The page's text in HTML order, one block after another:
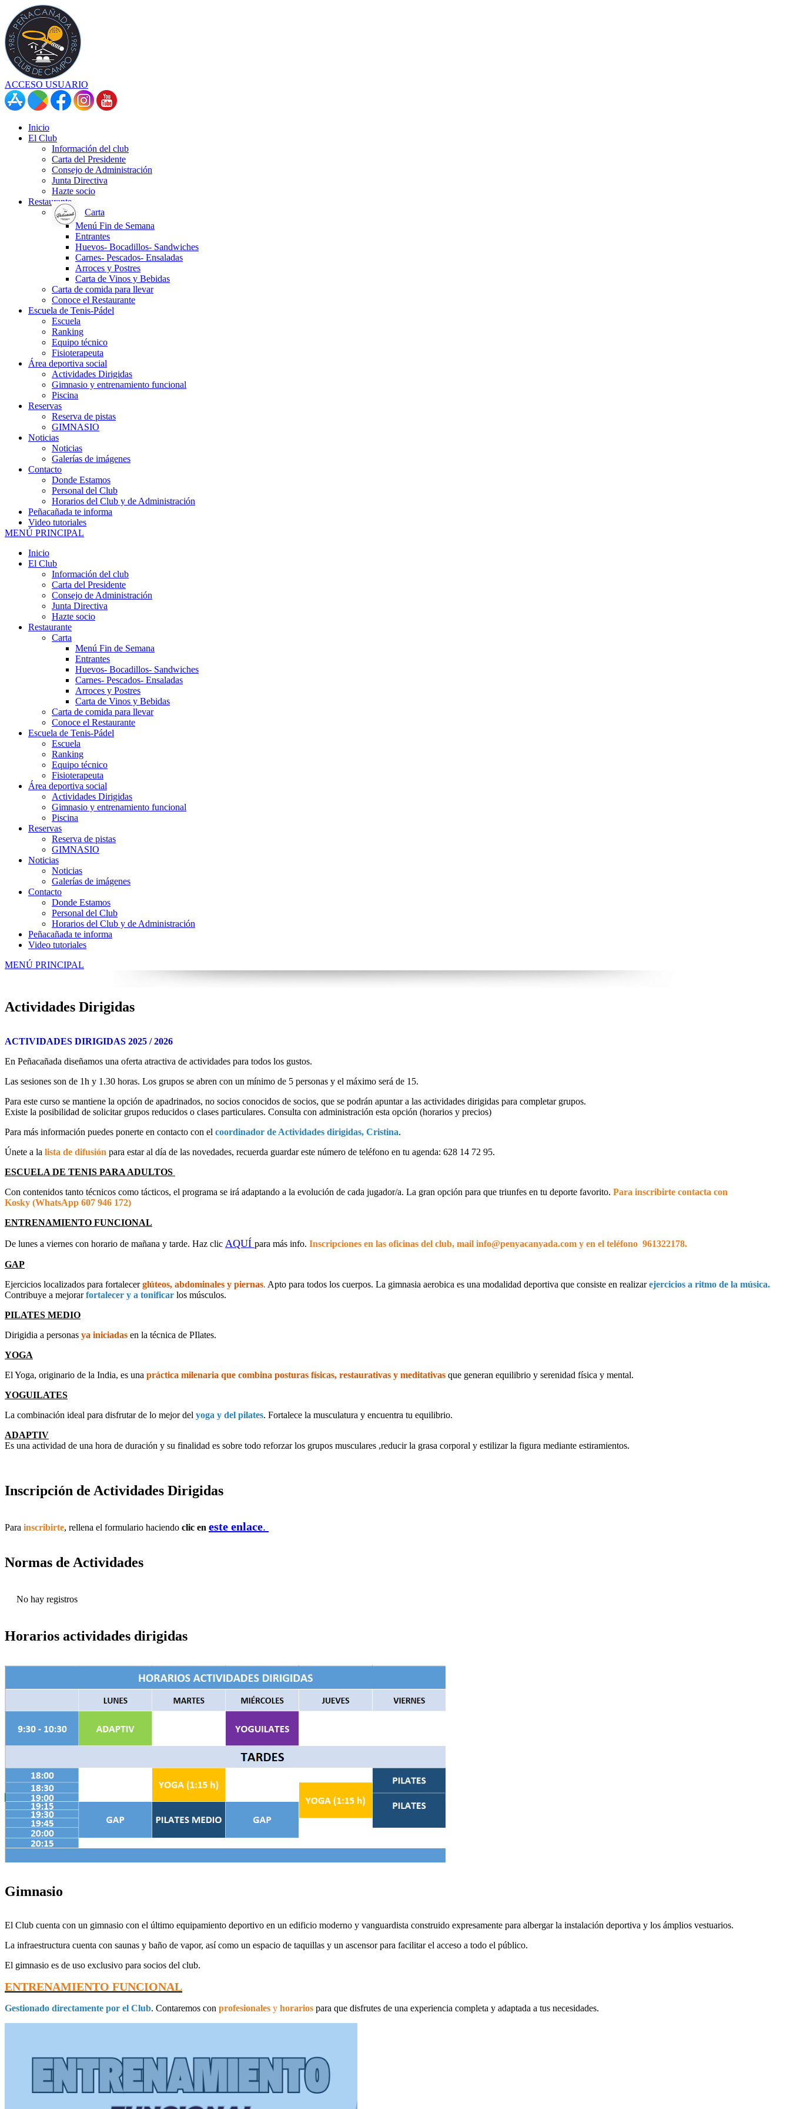
ACCESO USUARIO
Inicio
El Club
Información del club
Carta del Presidente
Consejo de Administración
Junta Directiva
Hazte socio
Restaurante
Carta
Menú Fin de Semana
Entrantes
Huevos- Bocadillos- Sandwiches
Carnes- Pescados- Ensaladas
Arroces y Postres
Carta de Vinos y Bebidas
Carta de comida para llevar
Conoce el Restaurante
Escuela de Tenis-Pádel
Escuela
Ranking
Equipo técnico
Fisioterapeuta
Área deportiva social
Actividades Dirigidas
Gimnasio y entrenamiento funcional
Piscina
Reservas
Reserva de pistas
GIMNASIO
Noticias
Noticias
Galerías de imágenes
Contacto
Donde Estamos
Personal del Club
Horarios del Club y de Administración
Peñacañada te informa
Video tutoriales
MENÚ PRINCIPAL
Inicio
El Club
Información del club
Carta del Presidente
Consejo de Administración
Junta Directiva
Hazte socio
Restaurante
Carta
Menú Fin de Semana
Entrantes
Huevos- Bocadillos- Sandwiches
Carnes- Pescados- Ensaladas
Arroces y Postres
Carta de Vinos y Bebidas
Carta de comida para llevar
Conoce el Restaurante
Escuela de Tenis-Pádel
Escuela
Ranking
Equipo técnico
Fisioterapeuta
Área deportiva social
Actividades Dirigidas
Gimnasio y entrenamiento funcional
Piscina
Reservas
Reserva de pistas
GIMNASIO
Noticias
Noticias
Galerías de imágenes
Contacto
Donde Estamos
Personal del Club
Horarios del Club y de Administración
Peñacañada te informa
Video tutoriales
MENÚ PRINCIPAL
Actividades Dirigidas
ACTIVIDADES DIRIGIDAS 2025 / 2026
En Peñacañada diseñamos una oferta atractiva de actividades para todos los gustos.
Las sesiones son de 1h y 1.30 horas. Los grupos se abren con un mínimo de 5 personas y el máximo será de 15.
Para este curso se mantiene la opción de apadrinados, no socios conocidos de socios, que se podrán apuntar a las actividades dirigidas para completar grupos.
Existe la posibilidad de solicitar grupos reducidos o clases particulares. Consulta con administración esta opción (horarios y precios)
Para más información puedes ponerte en contacto con el coordinador de Actividades dirigidas, Cristina.
Únete a la lista de difusión para estar al día de las novedades, recuerda guardar este número de teléfono en tu agenda: 628 14 72 95.
ESCUELA DE TENIS PARA ADULTOS
Con contenidos tanto técnicos como tácticos, el programa se irá adaptando a la evolución de cada jugador/a. La gran opción para que triunfes en tu deporte favorito. Para inscribirte contacta con
Kosky (WhatsApp 607 946 172)
ENTRENAMIENTO FUNCIONAL
De lunes a viernes con horario de mañana y tarde. Haz clic AQUÍ para más info. Inscripciones en las oficinas del club, mail info@penyacanyada.com y en el teléfono 961322178.
GAP
Ejercicios localizados para fortalecerglúteos, abdominales y piernas. Apto para todos los cuerpos. La gimnasia aerobica es una modalidad deportiva que consiste en realizarejercicios a ritmo de la música.
Contribuye a mejorarfortalecer y a tonificar los músculos.
PILATES MEDIO
Dirigidia a personas ya iniciadas en la técnica de PIlates.
YOGA
El Yoga, originario de la India, es una práctica milenaria que combina posturas físicas, restaurativas y meditativas que generan equilibrio y serenidad física y mental.
YOGUILATES
La combinación ideal para disfrutar de lo mejor del yoga y del pilates. Fortalece la musculatura y encuentra tu equilibrio.
ADAPTIV
Es una actividad de una hora de duración y su finalidad es sobre todo reforzar los grupos musculares ,reducir la grasa corporal y estilizar la figura mediante estiramientos.
Inscripción de Actividades Dirigidas
Para inscribirte, rellena el formulario haciendo clic en este enlace.
Normas de Actividades
No hay registros
Horarios actividades dirigidas
Gimnasio
El Club cuenta con un gimnasio con el último equipamiento deportivo en un edificio moderno y vanguardista construido expresamente para albergar la instalación deportiva y los ámplios vestuarios.
La infraestructura cuenta con saunas y baño de vapor, así como un espacio de taquillas y un ascensor para facilitar el acceso a todo el público.
El gimnasio es de uso exclusivo para socios del club.
ENTRENAMIENTO FUNCIONAL
Gestionado directamente por el Club. Contaremos con profesionales y horarios para que disfrutes de una experiencia completa y adaptada a tus necesidades.